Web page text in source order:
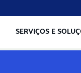
SERVIÇOS E